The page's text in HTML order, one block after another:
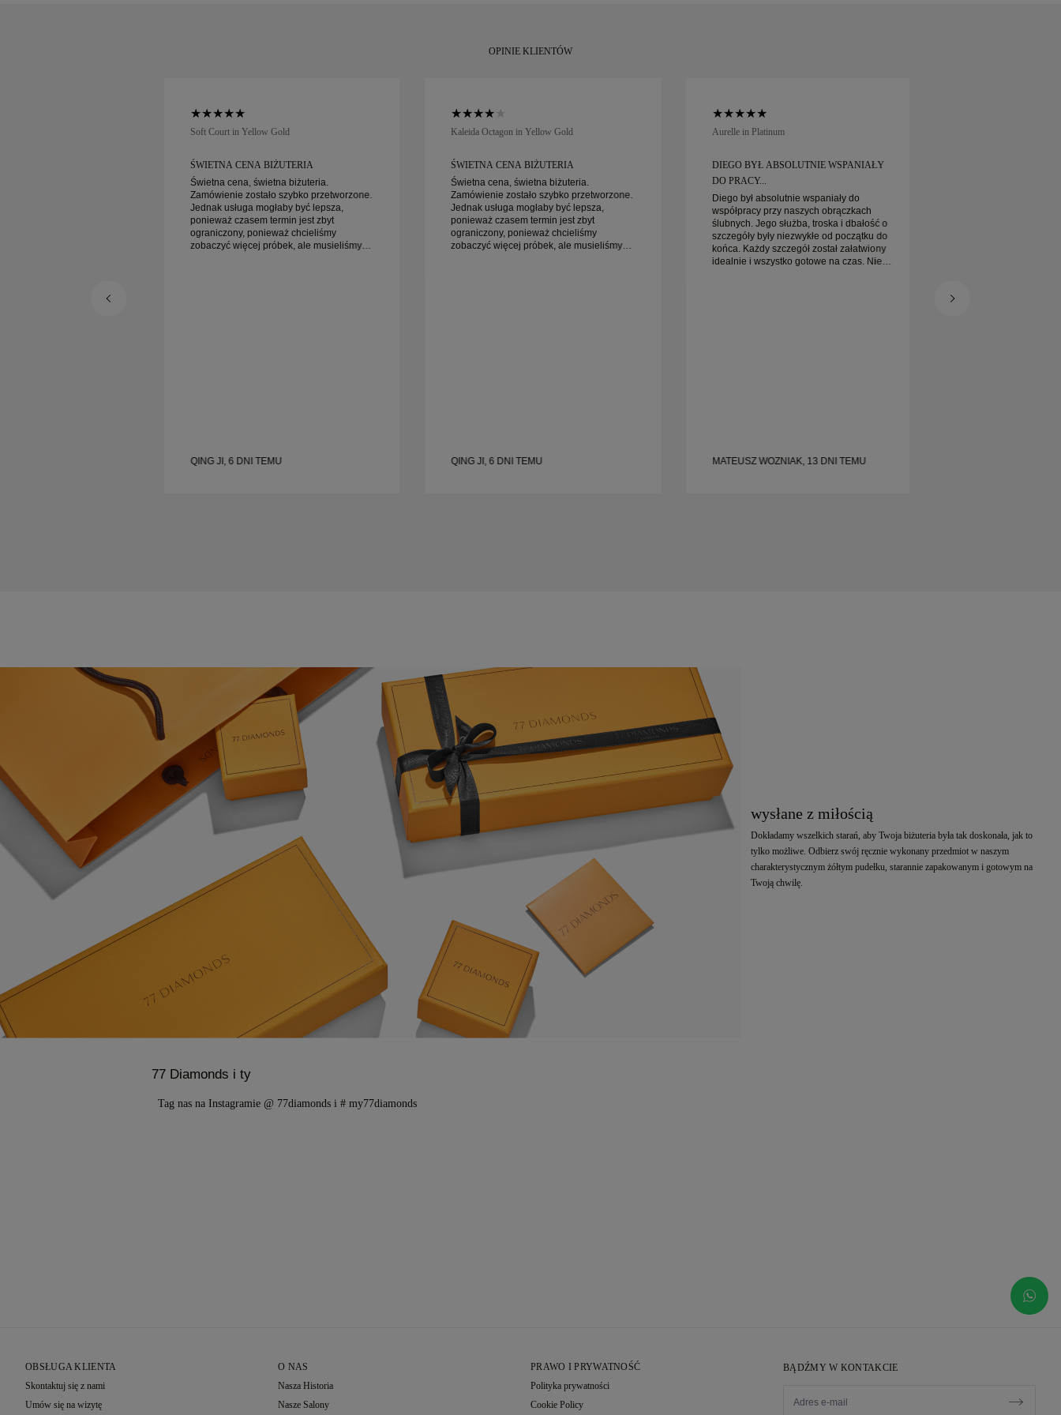
OPINIE KLIENTÓW
Soft Court in Yellow Gold
ŚWIETNA CENA BIŻUTERIA
Świetna cena, świetna biżuteria.
Zamówienie zostało szybko przetworzone.
Jednak usługa mogłaby być lepsza,
ponieważ czasem termin jest zbyt
ograniczony, ponieważ chcieliśmy
zobaczyć więcej próbek, ale musieliśmy
QING JI, 6 DNI TEMU
Kaleida Octagon in Yellow Gold
ŚWIETNA CENA BIŻUTERIA
Świetna cena, świetna biżuteria.
Zamówienie zostało szybko przetworzone.
Jednak usługa mogłaby być lepsza,
ponieważ czasem termin jest zbyt
ograniczony, ponieważ chcieliśmy
zobaczyć więcej próbek, ale musieliśmy
QING JI, 6 DNI TEMU
Aurelle in Platinum
DIEGO BYŁ ABSOLUTNIE WSPANIAŁY
DO PRACY...
Diego był absolutnie wspaniały do
współpracy przy naszych obrączkach
ślubnych. Jego służba, troska i dbałość o
szczegóły były niezwykłe od początku do
końca. Każdy szczegół został załatwiony
idealnie i wszystko gotowe na czas. Nie
MATEUSZ WOZNIAK, 13 DNI TEMU
wysłane z miłością
Dokładamy wszelkich starań, aby Twoja biżuteria była tak doskonała, jak to
tylko możliwe. Odbierz swój ręcznie wykonany przedmiot w naszym
charakterystycznym żółtym pudełku, starannie zapakowanym i gotowym na
Twoją chwilę.
77 Diamonds i ty
Tag nas na Instagramie @ 77diamonds i # my77diamonds
BĄDŹMY W KONTAKCIE
OBSŁUGA KLIENTA
Skontaktuj się z nami
Umów się na wizytę
O NAS
Nasza Historia
Nasze Salony
PRAWO I PRYWATNOŚĆ
Polityka prywatności
Cookie Policy